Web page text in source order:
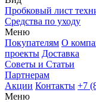
Пробковый лист
Средства по уходу
Меню
Покупателям О
проекты Доставка
Советы и Статьи
Партнерам
Акции Контакты +7
Меню